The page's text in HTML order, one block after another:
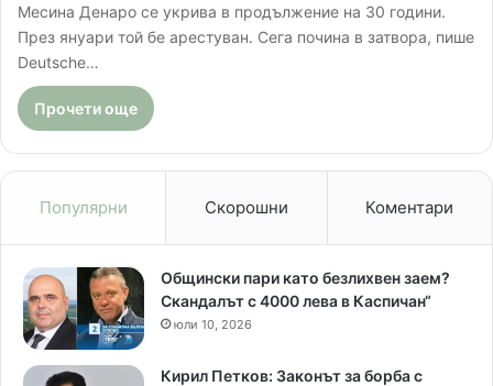
Месина Денаро се укрива в продължение на 30 години.
През януари той бе арестуван. Сега почина в затвора, пише
Deutsche…
Прочети още
Популярни Скорошни Коментари
Общински пари като безлихвен заем?
Скандалът с 4000 лева в Каспичан“
юли 10, 2026
Кирил Петков: Законът за борба с